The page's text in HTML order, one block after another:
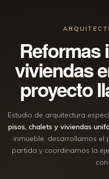
Reformas
viviendas
proyecto
Estudio de arquitectura
pisos, chalets y viviendas
inmueble, desarrollamos el
partida y coordinamos la